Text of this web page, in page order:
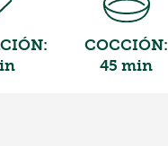
COCCIÓN:
45 min